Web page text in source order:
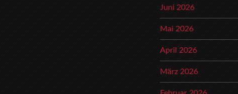
Juni 2026
Mai 2026
April 2026
März 2026